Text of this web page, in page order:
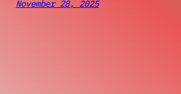
November 28, 2025